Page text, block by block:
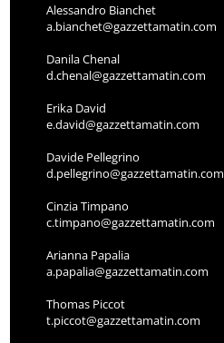
Alessandro Bianchet
a.bianchet@gazzettamatin.com
Danila Chenal
d.chenal@gazzettamatin.com
Erika David
e.david@gazzettamatin.com
Davide Pellegrino
d.pellegrino@gazzettamatin.com
Cinzia Timpano
c.timpano@gazzettamatin.com
Arianna Papalia
a.papalia@gazzettamatin.com
Thomas Piccot
t.piccot@gazzettamatin.com